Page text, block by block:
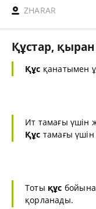
ZHARAR
Құстар, қыран
Құс қанатымен
Ит тамағы үшін
Құс тамағы
Тоты құс
қорланады.